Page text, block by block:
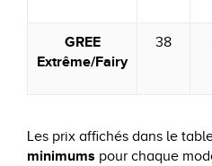
GREE
Extrême/Fairy
38
Les prix affichés dans le
minimums pour chaque